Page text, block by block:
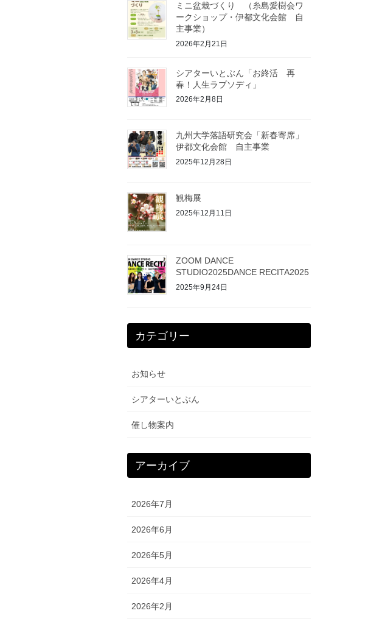
ミニ盆栽づくり （糸島愛樹会ワ
ークショップ・伊都文化会館 自
主事業）
2026年2月21日
シアターいとぶん「お終活 再
春！人生ラプソディ」
2026年2月8日
九州大学落語研究会「新春寄席」
伊都文化会館 自主事業
2025年12月28日
観梅展
2025年12月11日
ZOOM DANCE
STUDIO2025DANCE RECITA2025
2025年9月24日
カテゴリー
お知らせ
シアターいとぶん
催し物案内
アーカイブ
2026年7月
2026年6月
2026年5月
2026年4月
2026年2月